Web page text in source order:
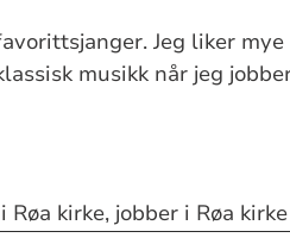
Jeg liker mye
musikk når jeg
kirke, jobber i Røa kirke